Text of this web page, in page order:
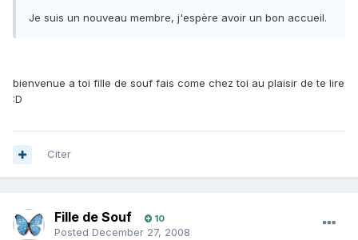
Je suis un nouveau membre, j'espère avoir un bon accueil.
bienvenue a toi fille de souf fais come chez toi au plaisir de te lire
:D
Citer
Fille de Souf 10
Posted December 27, 2008